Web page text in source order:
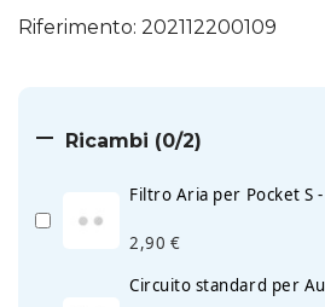
Riferimento: 202112200109
 Ricambi (0/2)
Filtro Aria per Pocket S
2,90 €
Circuito standard per